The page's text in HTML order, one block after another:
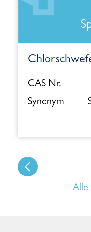
CAS-Nr.
Synonym
Alle